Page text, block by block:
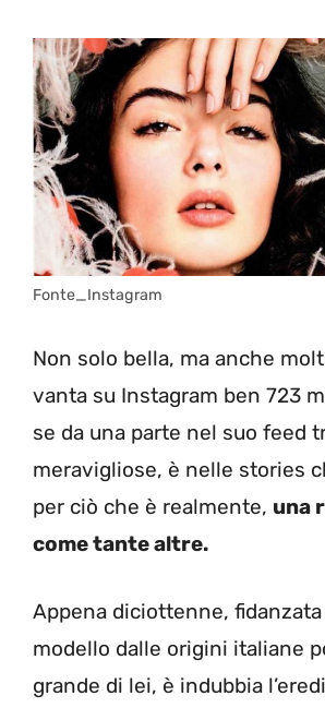
Fonte_Instagram
Non solo bella, ma anche
vanta su Instagram ben 723
se da una parte nel suo feed
meravigliose, è nelle stories
per ciò che è realmente, una
come tante altre.
Appena diciottenne,
modello dalle origini italiane
grande di lei, è indubbia